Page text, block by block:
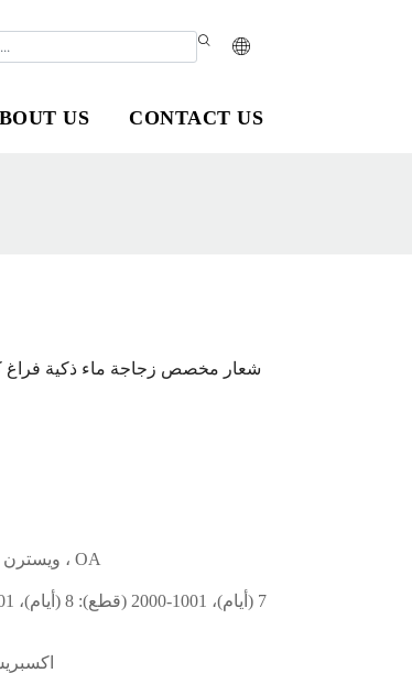
US CONTACT US
شعار مخصص زجاجة ماء ذكية فراغ
L/C ، D/A ، D/P ، T/T ، ويسترن يونيون ، مونيغرام ، OA